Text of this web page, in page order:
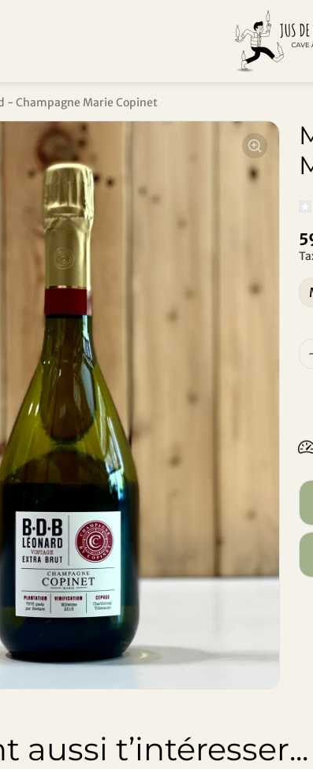
- Champagne Marie Copinet
aussi t’intéresser...